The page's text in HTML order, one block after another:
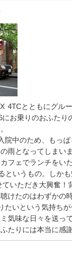
4TCとともにグル
にお乗りのおふたり
院中のため、もっ
雨となってしまい
フェでランチをい
というもの。しか
ていただき大興奮！
けたのはわずかの
たいという気持ち
気味な日々を送っ
たりには本当に感